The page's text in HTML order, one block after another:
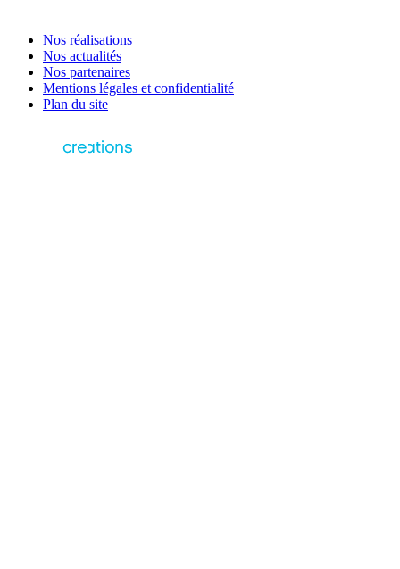
Nos réalisations
Nos actualités
Nos partenaires
Mentions légales et confidentialité
Plan du site